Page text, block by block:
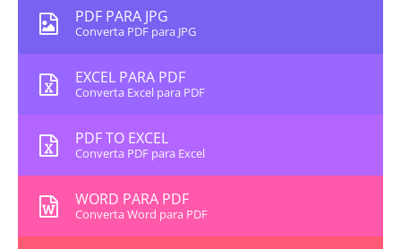
PDF PARA JPG
Converta PDF para JPG
EXCEL PARA PDF
Converta Excel para PDF
PDF TO EXCEL
Converta PDF para Excel
WORD PARA PDF
Converta Word para PDF